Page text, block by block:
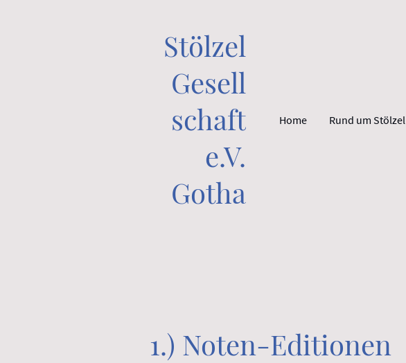
Stölzel
Gesell
schaft
e.V.
Gotha
Home Rund um Stölzel
1.) Noten-Editionen